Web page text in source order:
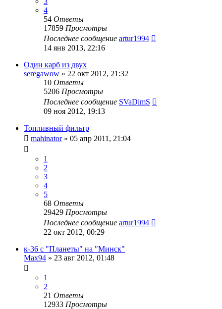
4
54 Ответы
17859 Просмотры
Последнее сообщение artur1994
14 янв 2013, 22:16
Один карб из двух
seregawow » 22 окт 2012, 21:32
10 Ответы
5206 Просмотры
Последнее сообщение SVaDimS
09 ноя 2012, 19:13
Топливный фильтр
mahinator» 05 апр 2011, 21:04
1
2
3
4
5
68 Ответы
29429 Просмотры
Последнее сообщение artur1994
22 окт 2012, 00:29
к-36 с "Планеты" на "Минск"
Max94 » 23 авг 2012, 01:48
1
2
21 Ответы
12933 Просмотры